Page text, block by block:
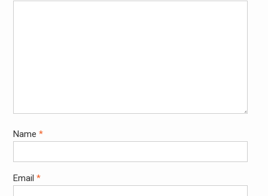
Name *
Email *